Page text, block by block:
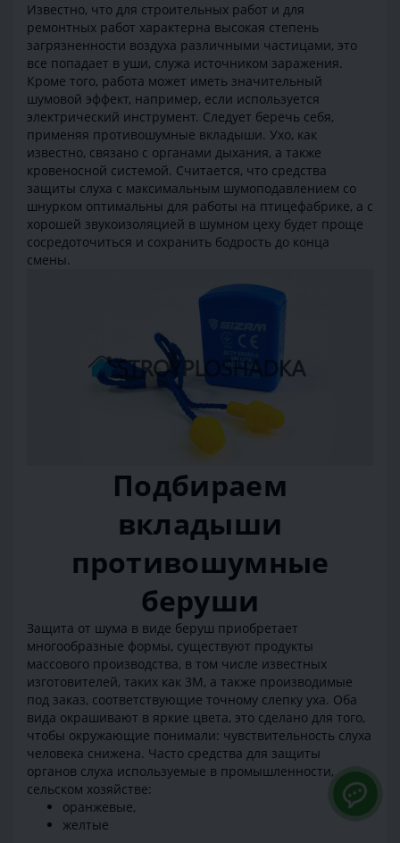
Известно, что для строительных работ и для
ремонтных работ характерна высокая степень
загрязненности воздуха различными частицами, это
все попадает в уши, служа источником заражения.
Кроме того, работа может иметь значительный
шумовой эффект, например, если используется
электрический инструмент. Следует беречь себя,
применяя противошумные вкладыши. Ухо, как
известно, связано с органами дыхания, а также
кровеносной системой. Считается, что средства
защиты слуха с максимальным шумоподавлением со
шнурком оптимальны для работы на птицефабрике, а с
хорошей звукоизоляцией в шумном цеху будет проще
сосредоточиться и сохранить бодрость до конца
смены.
Подбираем
вкладыши
противошумные
беруши
Защита от шума в виде беруш приобретает
многообразные формы, существуют продукты
массового производства, в том числе известных
изготовителей, таких как 3М, а также производимые
под заказ, соответствующие точному слепку уха. Оба
вида окрашивают в яркие цвета, это сделано для того,
чтобы окружающие понимали: чувствительность слуха
человека снижена. Часто средства для защиты
органов слуха используемые в промышленности,
сельском хозяйстве:
оранжевые,
желтые